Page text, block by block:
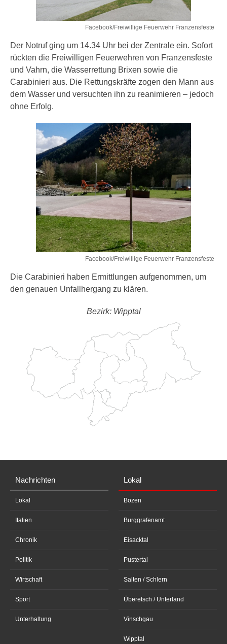
Facebook/Freiwillige Feuerwehr Franzensfeste
Der Notruf ging um 14.34 Uhr bei der Zentrale ein. Sofort
rückten die Freiwilligen Feuerwehren von Franzensfeste
und Vahrn, die Wasserrettung Brixen sowie die
Carabinieri aus. Die Rettungskräfte zogen den Mann aus
dem Wasser und versuchten ihn zu reanimieren – jedoch
ohne Erfolg.
Facebook/Freiwillige Feuerwehr Franzensfeste
Die Carabinieri haben Ermittlungen aufgenommen, um
den genauen Unfallhergang zu klären.
Bezirk: Wipptal
Nachrichten
Lokal
Italien
Chronik
Politik
Wirtschaft
Sport
Unterhaltung
Lokal
Bozen
Burggrafenamt
Eisacktal
Pustertal
Salten / Schlern
Überetsch / Unterland
Vinschgau
Wipptal